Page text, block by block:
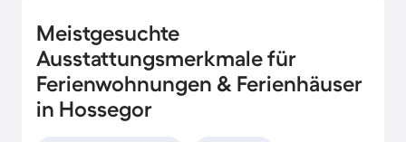
Meistgesuchte
Ausstattungsmerkmale für
Ferienwohnungen & Ferienhäuser
in Hossegor